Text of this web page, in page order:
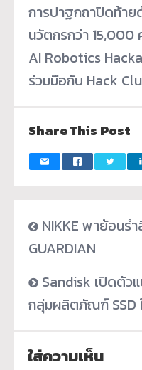
การปาฐกถาปิดท้า
นวัตกรกว่า 15,000
AI Robotics
ร่วมมือกับ Hack
Share This Post
NIKKE พาย้อนร
GUARDIAN
Sandisk เปิดตัว
กลุ่มผลิตภัณฑ์ SSD
ใส่ความเห็น